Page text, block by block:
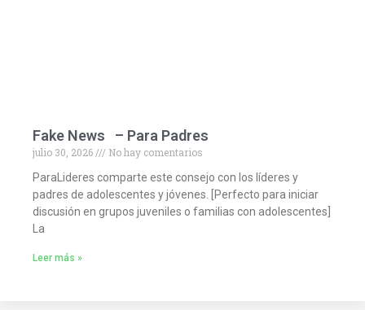
Fake News – Para Padres
julio 30, 2026
No hay comentarios
ParaLideres comparte este consejo con los líderes y
padres de adolescentes y jóvenes. [Perfecto para iniciar
discusión en grupos juveniles o familias con adolescentes]
La
Leer más »